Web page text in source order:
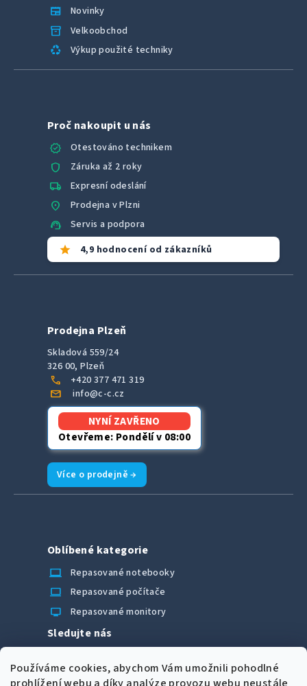
Používáme cookies, abychom Vám umožnili pohodlné
newspaper Novinky
inventory_2 Velkoobchod
recycling Výkup použité techniky
Proč nakoupit u nás
verified
Otestováno technikem
shield Záruka až 2 roky
local_shipping Expresní odeslání
location_on Prodejna v Plzni
support_agent Servis a podpora
star 4,9 hodnocení od zákazníků
Prodejna Plzeň
Skladová 559/24
326 00, Plzeň
call +420 377 471 319
mail info@c-c.cz
NYNÍ ZAVŘENO
Otevřeme: Pondělí v 08:00
Více o prodejně →
Oblíbené kategorie
laptop_chromebook
Repasované notebooky
computer Repasované počítače
monitor Repasované monitory
Sledujte nás
Možnosti úhrady